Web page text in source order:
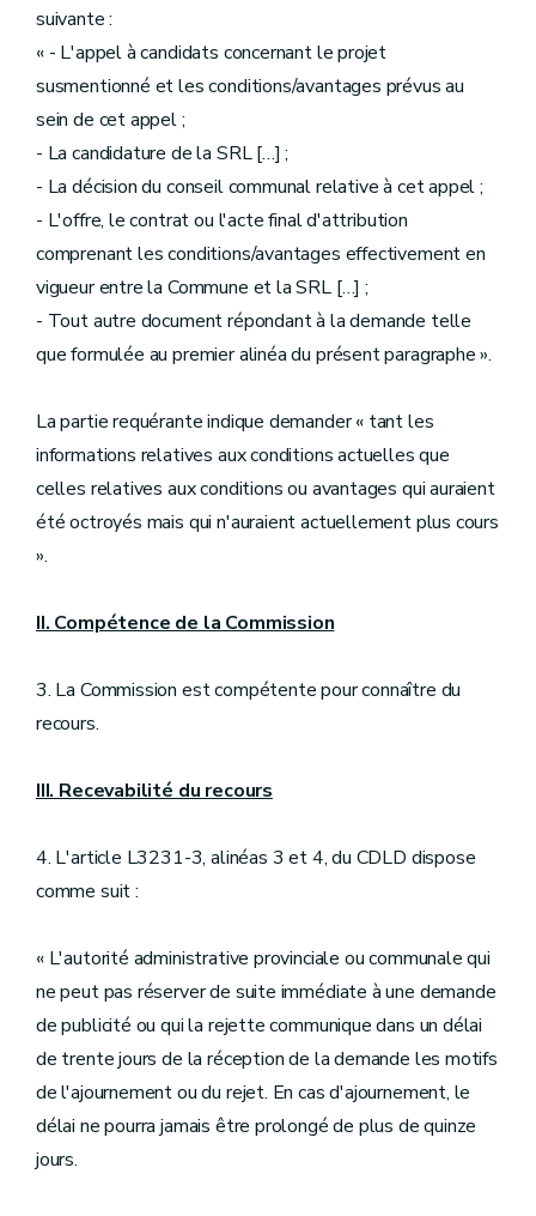
suivante :
« - L'appel à candidats concernant le projet
susmentionné et les conditions/avantages prévus au
sein de cet appel ;
- La candidature de la SRL […] ;
- La décision du conseil communal relative à cet appel ;
- L'offre, le contrat ou l'acte final d'attribution
comprenant les conditions/avantages effectivement en
vigueur entre la Commune et la SRL […] ;
- Tout autre document répondant à la demande telle
que formulée au premier alinéa du présent paragraphe ».
La partie requérante indique demander « tant les
informations relatives aux conditions actuelles que
celles relatives aux conditions ou avantages qui auraient
été octroyés mais qui n'auraient actuellement plus cours
».
II. Compétence de la Commission
3. La Commission est compétente pour connaître du
recours.
III. Recevabilité du recours
4. L'article L3231-3, alinéas 3 et 4, du CDLD dispose
comme suit :
« L'autorité administrative provinciale ou communale qui
ne peut pas réserver de suite immédiate à une demande
de publicité ou qui la rejette communique dans un délai
de trente jours de la réception de la demande les motifs
de l'ajournement ou du rejet. En cas d'ajournement, le
délai ne pourra jamais être prolongé de plus de quinze
jours.